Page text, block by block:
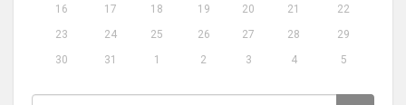
16
17 18 19 20 21
22
23
24 25 26 27 28
29
30
31 1 2 3 4 5